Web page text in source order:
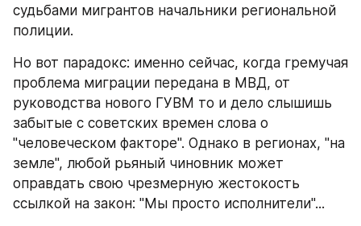
судьбами мигрантов начальники региональной
полиции.
Но вот парадокс: именно сейчас, когда гремучая
проблема миграции передана в МВД, от
руководства нового ГУВМ то и дело слышишь
забытые с советских времен слова о
"человеческом факторе". Однако в регионах, "на
земле", любой рьяный чиновник может
оправдать свою чрезмерную жестокость
ссылкой на закон: "Мы просто исполнители"...